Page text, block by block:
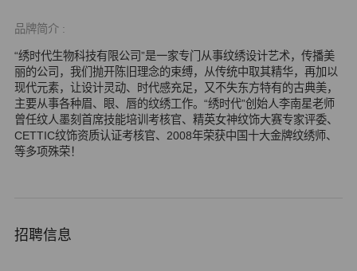
品牌简介 :
“绣时代生物科技有限公司”是一家专门从事纹绣设计艺术，传播美
丽的公司，我们抛开陈旧理念的束缚，从传统中取其精华，再加以
现代元素，让设计灵动、时代感充足，又不失东方特有的古典美，
主要从事各种眉、眼、唇的纹绣工作。“绣时代”创始人李南星老师
曾任纹人墨刻首席技能培训考核官、精英女神纹饰大赛专家评委、
CETTIC纹饰资质认证考核官、2008年荣获中国十大金牌纹绣师、
等多项殊荣！
招聘信息